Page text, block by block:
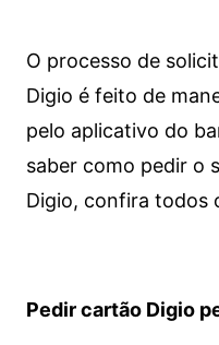
O processo de
Digio é feito de
pelo aplicativo do
saber como pedir o
Digio, confira todos
Pedir cartão Digio